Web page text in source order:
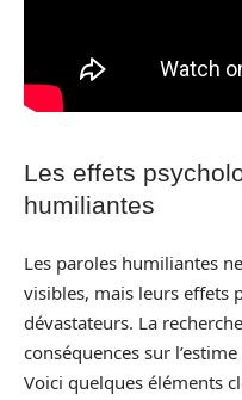
Les effets
humiliantes
Les paroles humiliantes
visibles, mais leurs effets
dévastateurs. La
conséquences sur
Voici quelques éléments